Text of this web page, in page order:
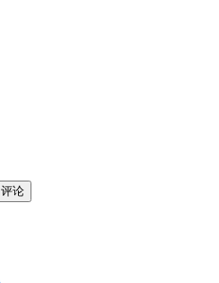
评论